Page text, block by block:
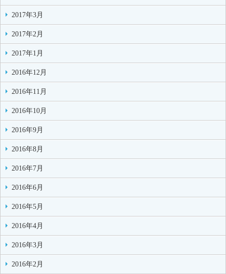
2017年3月
2017年2月
2017年1月
2016年12月
2016年11月
2016年10月
2016年9月
2016年8月
2016年7月
2016年6月
2016年5月
2016年4月
2016年3月
2016年2月